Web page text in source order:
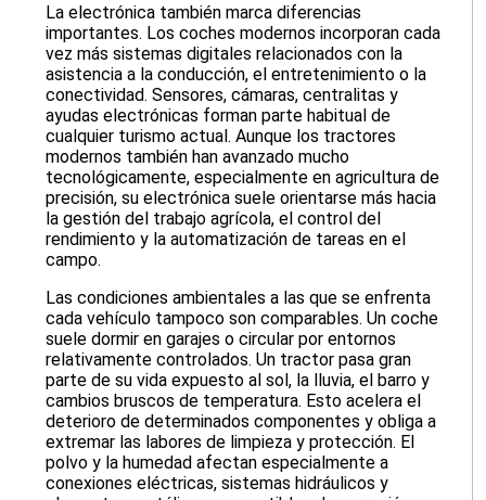
La electrónica también marca diferencias
importantes. Los coches modernos incorporan cada
vez más sistemas digitales relacionados con la
asistencia a la conducción, el entretenimiento o la
conectividad. Sensores, cámaras, centralitas y
ayudas electrónicas forman parte habitual de
cualquier turismo actual. Aunque los tractores
modernos también han avanzado mucho
tecnológicamente, especialmente en agricultura de
precisión, su electrónica suele orientarse más hacia
la gestión del trabajo agrícola, el control del
rendimiento y la automatización de tareas en el
campo.
Las condiciones ambientales a las que se enfrenta
cada vehículo tampoco son comparables. Un coche
suele dormir en garajes o circular por entornos
relativamente controlados. Un tractor pasa gran
parte de su vida expuesto al sol, la lluvia, el barro y
cambios bruscos de temperatura. Esto acelera el
deterioro de determinados componentes y obliga a
extremar las labores de limpieza y protección. El
polvo y la humedad afectan especialmente a
conexiones eléctricas, sistemas hidráulicos y